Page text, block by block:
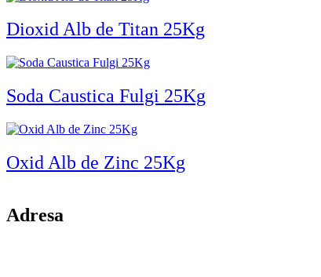
Dioxid Alb de Titan 25Kg
Soda Caustica Fulgi 25Kg
Oxid Alb de Zinc 25Kg
Adresa